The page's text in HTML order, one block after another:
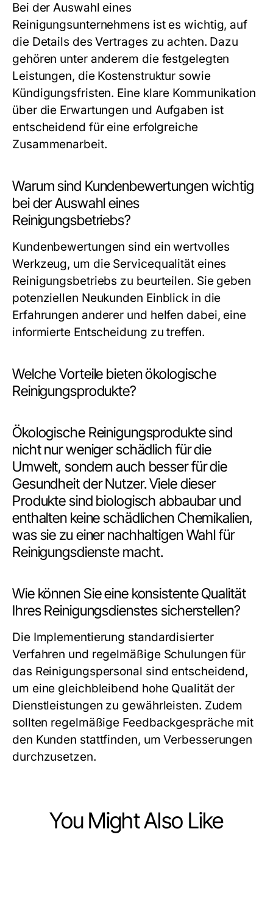
Bei der Auswahl eines
Reinigungsunternehmens ist es wichtig, auf
die Details des Vertrages zu achten. Dazu
gehören unter anderem die festgelegten
Leistungen, die Kostenstruktur sowie
Kündigungsfristen. Eine klare Kommunikation
über die Erwartungen und Aufgaben ist
entscheidend für eine erfolgreiche
Zusammenarbeit.
Warum sind Kundenbewertungen wichtig
bei der Auswahl eines
Reinigungsbetriebs?
Kundenbewertungen sind ein wertvolles
Werkzeug, um die Servicequalität eines
Reinigungsbetriebs zu beurteilen. Sie geben
potenziellen Neukunden Einblick in die
Erfahrungen anderer und helfen dabei, eine
informierte Entscheidung zu treffen.
Welche Vorteile bieten ökologische
Reinigungsprodukte?
Ökologische Reinigungsprodukte sind
nicht nur weniger schädlich für die
Umwelt, sondern auch besser für die
Gesundheit der Nutzer. Viele dieser
Produkte sind biologisch abbaubar und
enthalten keine schädlichen Chemikalien,
was sie zu einer nachhaltigen Wahl für
Reinigungsdienste macht.
Wie können Sie eine konsistente Qualität
Ihres Reinigungsdienstes sicherstellen?
Die Implementierung standardisierter
Verfahren und regelmäßige Schulungen für
das Reinigungspersonal sind entscheidend,
um eine gleichbleibend hohe Qualität der
Dienstleistungen zu gewährleisten. Zudem
sollten regelmäßige Feedbackgespräche mit
den Kunden stattfinden, um Verbesserungen
durchzusetzen.
You Might Also Like